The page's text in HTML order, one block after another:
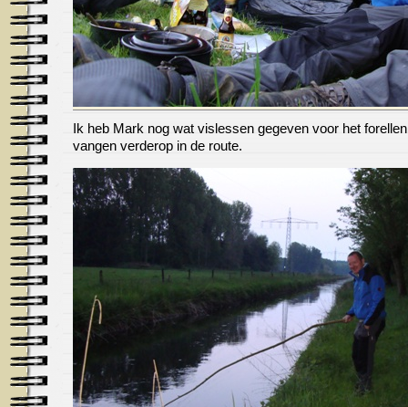
Ik heb Mark nog wat vislessen gegeven voor het forellen
vangen verderop in de route.